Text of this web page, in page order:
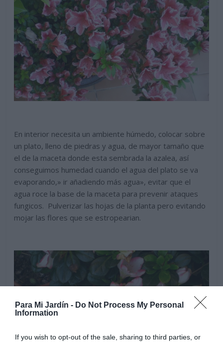
Para Mi Jardín - Do Not Process My Personal
Information
If you wish to opt-out of the sale, sharing to third parties, or
En interior necesita un ambiente húmedo, colocar sobre
un plato, lleno de piedras y agua, de mayor tamaño que
el de la maceta donde esta sembrada la azalea, así
conseguimos humedad cuando el agua del plato se va
evaporando,» ir añadiendo más agua», evitar que el
agua roce la base de la maceta para prevenir ataques
fungicos. Pulverizar las hojas de la planta pero evitando
mojar las flores que se estropearian.